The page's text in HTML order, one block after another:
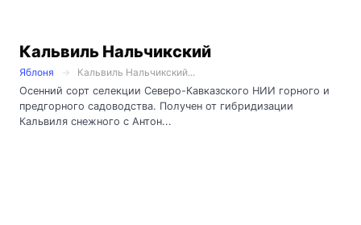
Кальвиль Нальчикский
Яблоня
Кальвиль Нальчикский...
Осенний сорт селекции Северо-Кавказского НИИ горного и
предгорного садоводства. Получен от гибридизации
Кальвиля снежного с Антон...